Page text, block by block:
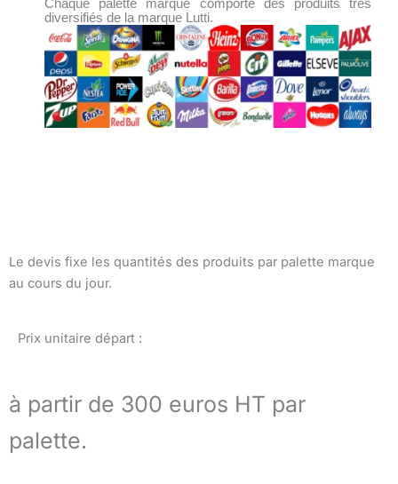
Chaque palette marque comporte des produits très
diversifiés de la marque Lutti.
Le devis fixe les quantités des produits par palette marque
au cours du jour.
Prix unitaire départ :
à partir de 300 euros HT par
palette.